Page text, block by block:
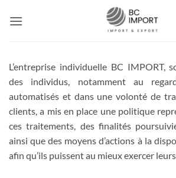
L’entreprise individuelle BC IMPORT,
des individus, notamment au
automatisés et dans une volonté de
clients, a mis en place une politique
ces traitements, des finalités
ainsi que des moyens d’actions à la
afin qu’ils puissent au mieux exercer